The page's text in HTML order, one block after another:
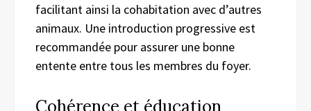
facilitant ainsi la cohabitation avec d’autres
animaux. Une introduction progressive est
recommandée pour assurer une bonne
entente entre tous les membres du foyer.